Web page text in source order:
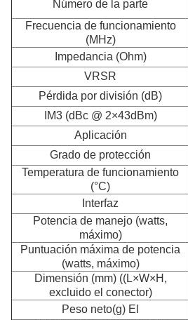
Número de la parte
Frecuencia de funcionamiento
(MHz)
Impedancia (Ohm)
VRSR
Pérdida por división (dB)
IM3 (dBc @ 2×43dBm)
Aplicación
Grado de protección
Temperatura de funcionamiento
(°C)
Interfaz
Potencia de manejo (watts,
máximo)
Puntuación máxima de potencia
(watts, máximo)
Dimensión (mm) ((L×W×H,
excluido el conector)
Peso neto(g) El